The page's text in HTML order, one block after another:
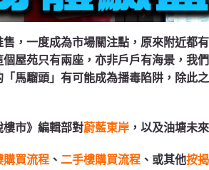
，一度成為市場關注點，原來附近都
個屋苑只有兩座，亦非戶戶有海景，我
馬騮頭」有可能成為播毒陷阱，除此
市》編輯部對蔚藍東岸 ，以及油塘未
購買流程 、 二手樓購買流程 、或其他按